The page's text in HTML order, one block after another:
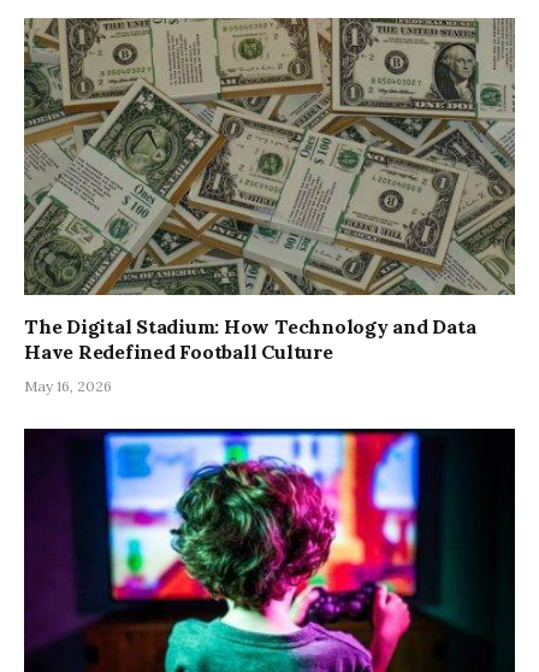
The Digital Stadium: How Technology and Data
Have Redefined Football Culture
May 16, 2026